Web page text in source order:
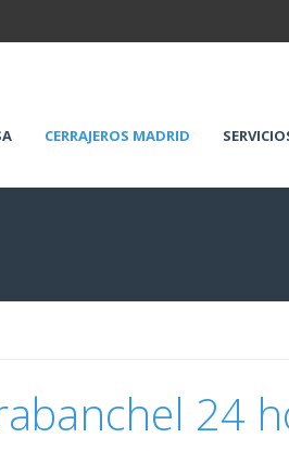
CERRAJEROS MADRID
24